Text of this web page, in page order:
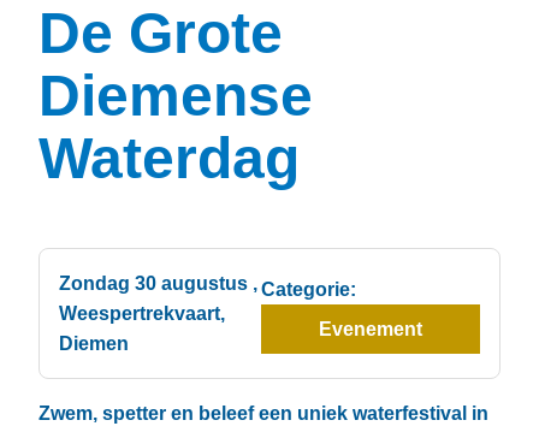
De Grote
Diemense
Waterdag
Zondag 30 augustus ,
Weespertrekvaart,
Diemen
Categorie:
Evenement
Zwem, spetter en beleef een uniek waterfestival in